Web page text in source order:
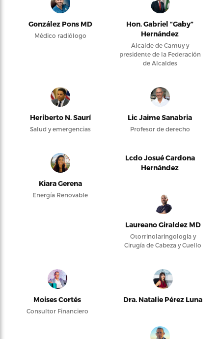
González Pons MD
Médico radiólogo
Hon. Gabriel “Gaby”
Hernández
Alcalde de Camuy y
presidente de la Federación
de Alcaldes
Heriberto N. Saurí
Salud y emergencias
Lic Jaime Sanabria
Profesor de derecho
Kiara Gerena
Energía Renovable
Lcdo Josué Cardona
Hernández
Laureano Giraldez MD
Otorrinolaringología y
Cirugía de Cabeza y Cuello
Moises Cortés
Consultor Financiero
Dra. Natalie Pérez Luna